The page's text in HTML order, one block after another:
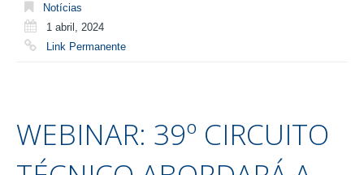
Notícias
1 abril, 2024
Link Permanente
WEBINAR: 39º CIRCUITO